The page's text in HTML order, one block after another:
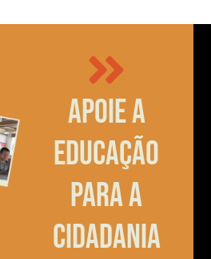
Apoie a
educação
para a
cidadania